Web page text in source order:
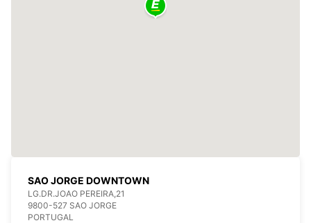
SAO JORGE DOWNTOWN
LG.DR.JOAO PEREIRA,21
9800-527 SAO JORGE
PORTUGAL